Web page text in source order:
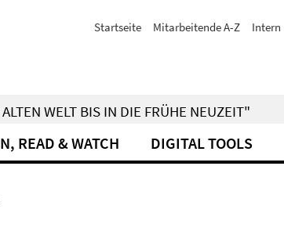
Startseite Mitarbeitende A-Z Intern
WELT BIS IN DIE FRÜHE NEUZEIT"
READ & WATCH DIGITAL TOOLS